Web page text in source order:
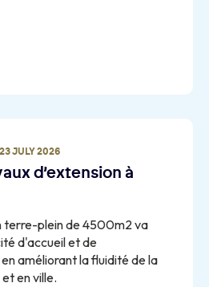
23 JULY 2026
d’extension à
terre-plein de 4500m2 va
d'accueil et de
améliorant la fluidité de la
en ville.